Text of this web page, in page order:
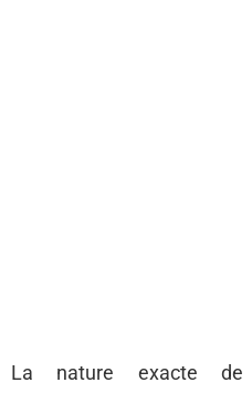
La nature exacte de